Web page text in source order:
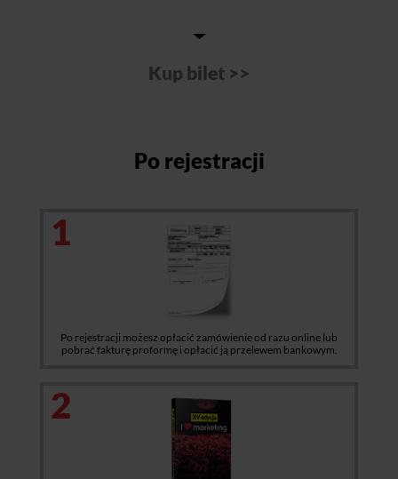
Po rejestracji
1
Po rejestracji możesz opłacić zamówienie od razu online lub
pobrać fakturę proformę i opłacić ją przelewem bankowym.
2